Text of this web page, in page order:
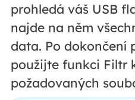
prohledá váš USB
najde na něm
data. Po dokončení
použijte funkci Filtr
požadovaných